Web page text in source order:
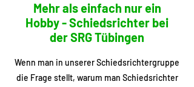
Mehr als einfach nur ein
Hobby - Schiedsrichter bei
der SRG Tübingen
Wenn man in unserer Schiedsrichtergruppe
die Frage stellt, warum man Schiedsrichter